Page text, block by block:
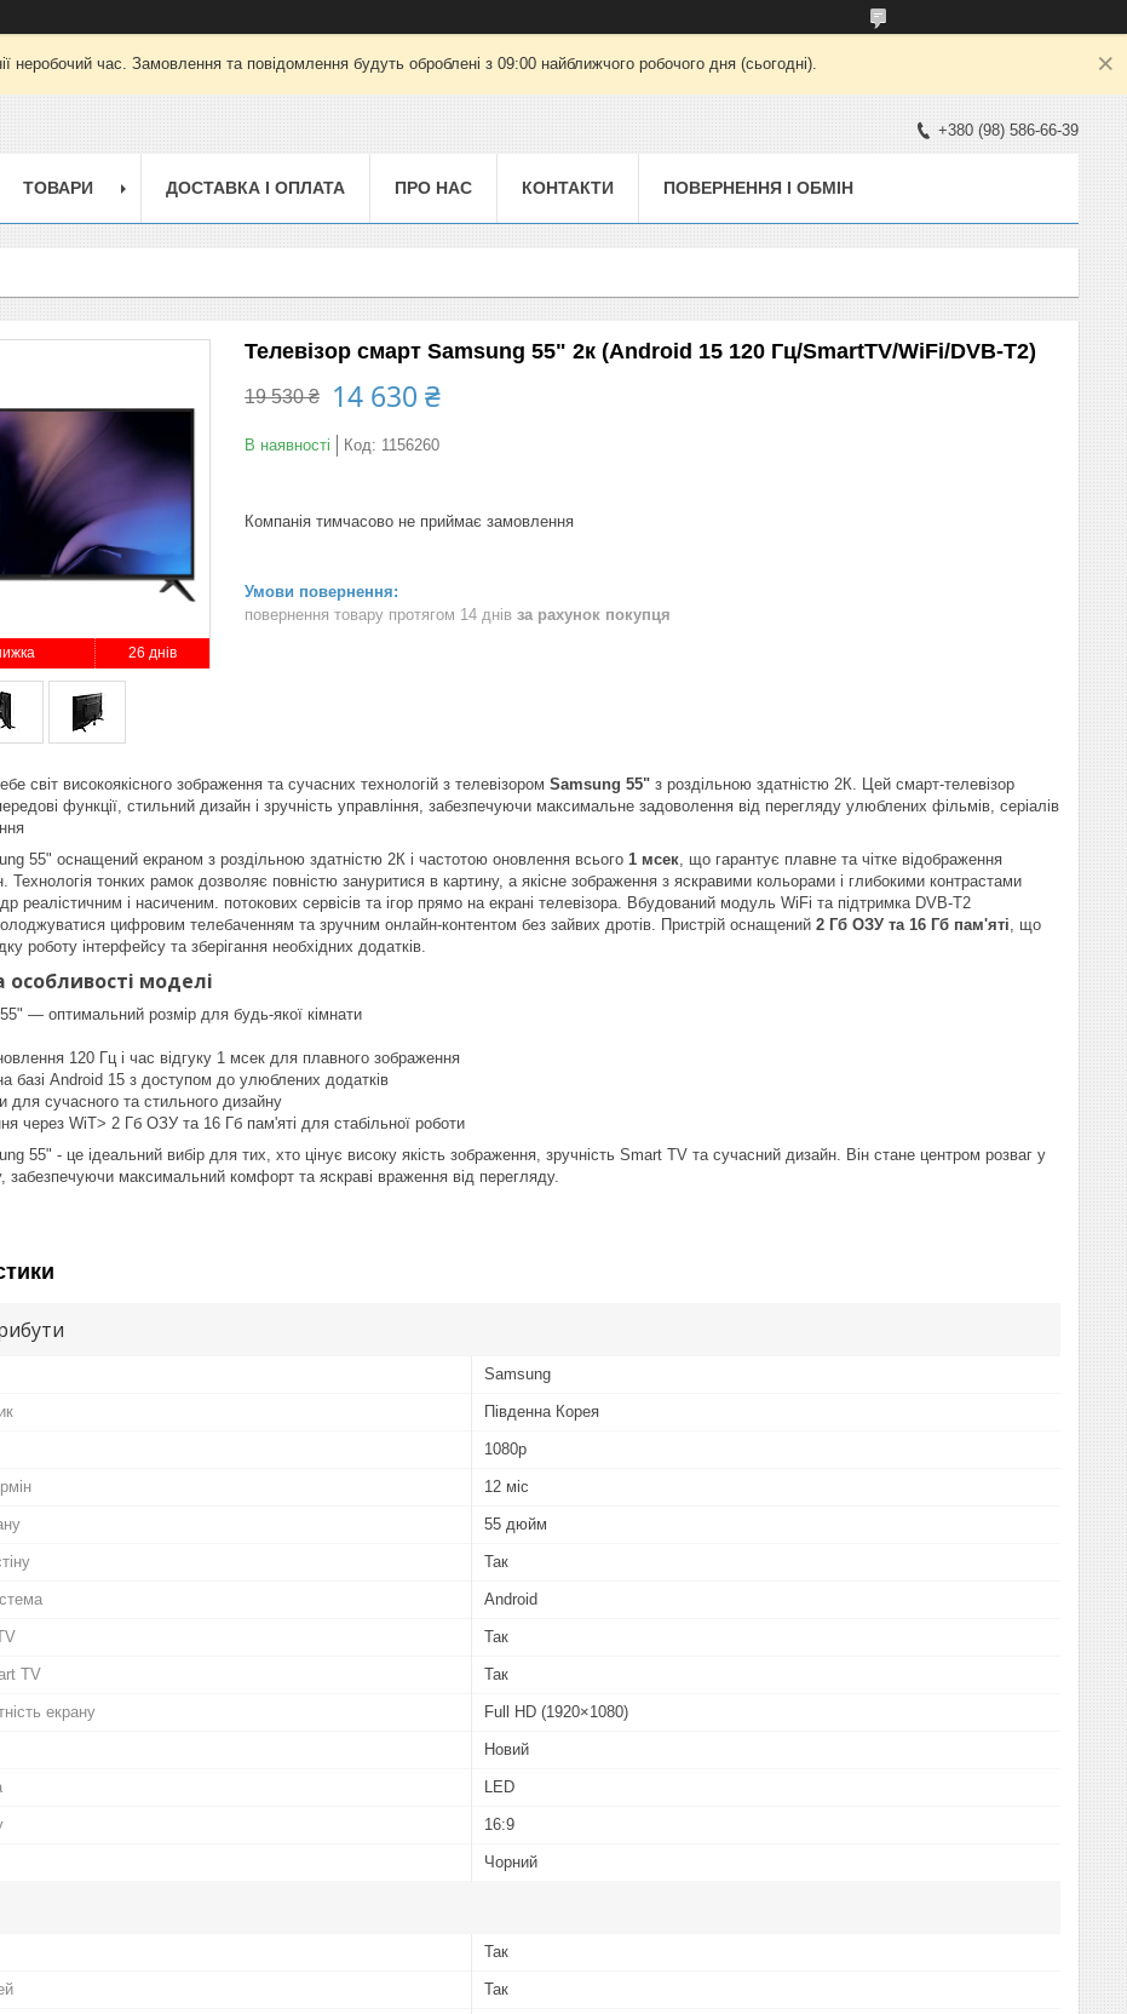
неробочий час. Замовлення та повідомлення будуть оброблені з 09:00 найближчого робочого дня (сьогодні).
+380 (98) 586-66-39
ТОВАРИ ДОСТАВКА І ОПЛАТА ПРО НАС КОНТАКТИ ПОВЕРНЕННЯ І ОБМІН
26 днів
Телевізор смарт Samsung 55" 2к (Android 15 120 Гц/SmartTV/WiFi/DVB-T2)
19 530 ₴ 14 630 ₴
В наявності Код: 1156260
Компанія тимчасово не приймає замовлення
повернення товару протягом 14 днів за рахунок покупця
світ високоякісного зображення та сучасних технологій з телевізором Samsung 55" з роздільною здатністю 2К. Цей смарт-телевізор
функції, стильний дизайн і зручність управління, забезпечуючи максимальне задоволення від перегляду улюблених фільмів, серіалів
55" оснащений екраном з роздільною здатністю 2К і частотою оновлення всього 1 мсек , що гарантує плавне та чітке відображення
Технологія тонких рамок дозволяє повністю зануритися в картину, а якісне зображення з яскравими кольорами і глибокими контрастами
реалістичним і насиченим. потокових сервісів та ігор прямо на екрані телевізора. Вбудований модуль WiFi та підтримка DVB-T2
цифровим телебаченням та зручним онлайн-контентом без зайвих дротів. Пристрій оснащений 2 Гб ОЗУ та 16 Гб пам'яті , що
роботу інтерфейсу та зберігання необхідних додатків.
особливості моделі
— оптимальний розмір для будь-якої кімнати
120 Гц і час відгуку 1 мсек для плавного зображення
базі Android 15 з доступом до улюблених додатків
для сучасного та стильного дизайну
через WiT> 2 Гб ОЗУ та 16 Гб пам'яті для стабільної роботи
55" - це ідеальний вибір для тих, хто цінує високу якість зображення, зручність Smart TV та сучасний дизайн. Він стане центром розваг у
забезпечуючи максимальний комфорт та яскраві враження від перегляду.
Samsung
Південна Корея
1080р
12 міс
55 дюйм
Так
Android
Так
TV Так
екрану Full HD (1920×1080)
Новий
LED
16:9
Чорний
Так
Так